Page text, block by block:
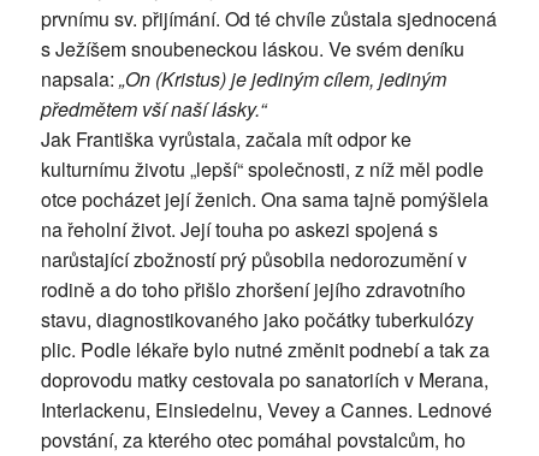
prvnímu sv. přijímání. Od té chvíle zůstala sjednocená
s Ježíšem snoubeneckou láskou. Ve svém deníku
napsala: „On (Kristus) je jediným cílem, jediným
předmětem vší naší lásky.“
Jak Františka vyrůstala, začala mít odpor ke
kulturnímu životu „lepší“ společnosti, z níž měl podle
otce pocházet její ženich. Ona sama tajně pomýšlela
na řeholní život. Její touha po askezi spojená s
narůstající zbožností prý působila nedorozumění v
rodině a do toho přišlo zhoršení jejího zdravotního
stavu, diagnostikovaného jako počátky tuberkulózy
plic. Podle lékaře bylo nutné změnit podnebí a tak za
doprovodu matky cestovala po sanatoriích v Merana,
Interlackenu, Einsiedelnu, Vevey a Cannes. Lednové
povstání, za kterého otec pomáhal povstalcům, ho